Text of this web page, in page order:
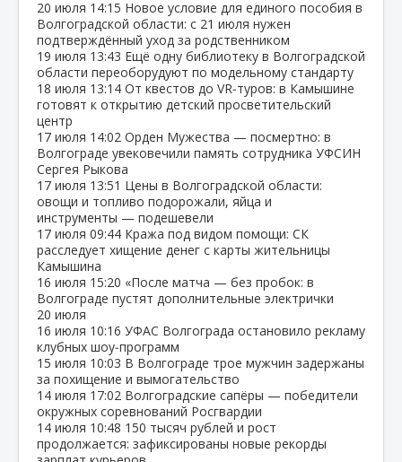
20 июля 14:15 Новое условие для единого пособия в
Волгоградской области: с 21 июля нужен
подтверждённый уход за родственником
19 июля 13:43 Ещё одну библиотеку в Волгоградской
области переоборудуют по модельному стандарту
18 июля 13:14 От квестов до VR‑туров: в Камышине
готовят к открытию детский просветительский
центр
17 июля 14:02 Орден Мужества — посмертно: в
Волгограде увековечили память сотрудника УФСИН
Сергея Рыкова
17 июля 13:51 Цены в Волгоградской области:
овощи и топливо подорожали, яйца и
инструменты — подешевели
17 июля 09:44 Кража под видом помощи: СК
расследует хищение денег с карты жительницы
Камышина
16 июля 15:20 «После матча — без пробок: в
Волгограде пустят дополнительные электрички
20 июля
16 июля 10:16 УФАС Волгограда остановило рекламу
клубных шоу‑программ
15 июля 10:03 В Волгограде трое мужчин задержаны
за похищение и вымогательство
14 июля 17:02 Волгоградские сапёры — победители
окружных соревнований Росгвардии
14 июля 10:48 150 тысяч рублей и рост
продолжается: зафиксированы новые рекорды